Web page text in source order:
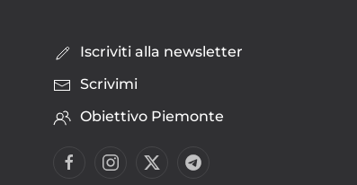
Iscriviti alla newsletter
Scrivimi
Obiettivo Piemonte